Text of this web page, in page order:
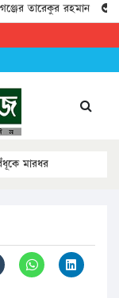
তারেকুর রহমান
মারধর